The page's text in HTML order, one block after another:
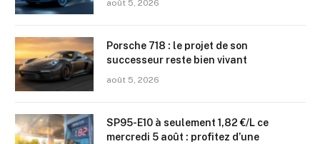
août 5, 2026
Porsche 718 : le projet de son
successeur reste bien vivant
août 5, 2026
SP95-E10 à seulement 1,82 €/L ce
mercredi 5 août : profitez d’une